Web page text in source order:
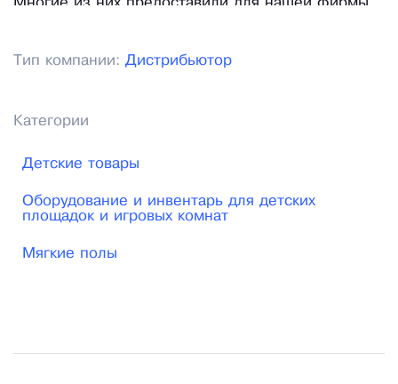
Многие из них предоставили для нашей фирмы
нашего региона и страны. Среди марок детского
«Ранний Старт», «Астек Элара», «Абсолют
Тип компании: Дистрибьютор
Категории
Детские товары
Оборудование и инвентарь для детских
площадок и игровых комнат
Мягкие полы